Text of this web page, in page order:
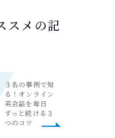
スメの記
３名の事例で知
る！オンライン
英会話を毎日
ずっと続ける３
つのコツ